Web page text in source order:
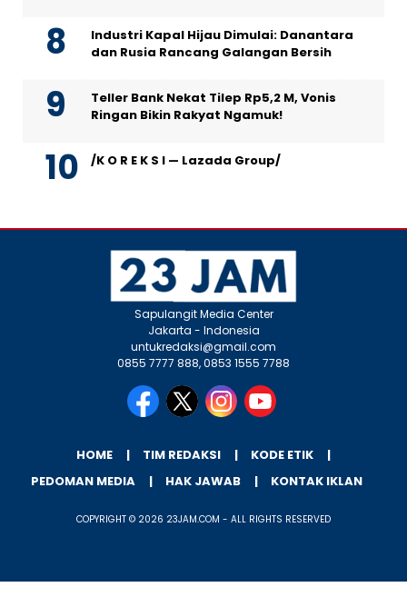
Industri Kapal Hijau Dimulai: Danantara
dan Rusia Rancang Galangan Bersih
Teller Bank Nekat Tilep Rp5,2 M, Vonis
Ringan Bikin Rakyat Ngamuk!
/K O R E K S I — Lazada Group/
Sapulangit Media Center
Jakarta - Indonesia
untukredaksi@gmail.com
0855 7777 888, 0853 1555 7788
HOME TIM REDAKSI
KODE ETIK
PEDOMAN MEDIA
HAK JAWAB KONTAK IKLAN
COPYRIGHT © 2026 23JAM.COM - ALL RIGHTS RESERVED